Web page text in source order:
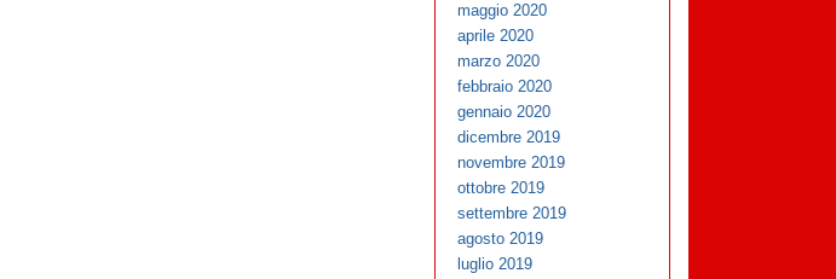
maggio 2020
aprile 2020
marzo 2020
febbraio 2020
gennaio 2020
dicembre 2019
novembre 2019
ottobre 2019
settembre 2019
agosto 2019
luglio 2019